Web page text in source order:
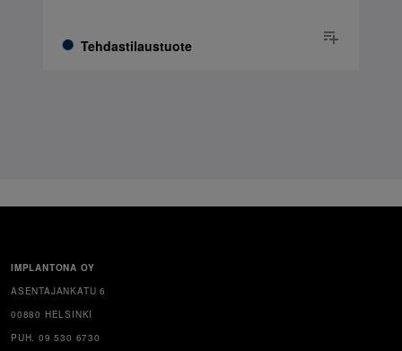
Tehdastilaustuote
IMPLANTONA OY
ASENTAJANKATU 6
00880 HELSINKI
PUH. 09 530 6730